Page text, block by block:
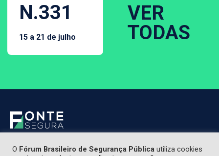
N.331
15 a 21 de julho
VER
TODAS
O Fórum Brasileiro de Segurança Pública utiliza cookies